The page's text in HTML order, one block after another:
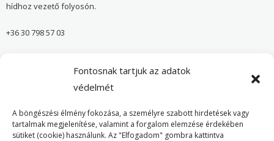
Fontosnak tartjuk az adatok
védelmét
A böngészési élmény fokozása, a személyre szabott hirdetések vagy
tartalmak megjelenítése, valamint a forgalom elemzése érdekében
sütiket (cookie) használunk. Az "Elfogadom" gombra kattintva
hídhoz vezető folyosón.
+36 30 798 57 03